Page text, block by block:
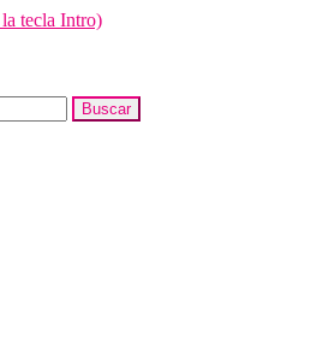
tecla Intro)
hasta su arquitectura o sus sabores